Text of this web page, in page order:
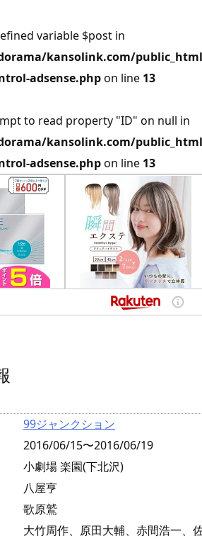
variable $post in
kansolink.com/
adsense.phpon line 13
to read property "ID" on null in
kansolink.com/
adsense.phpon line 13
99ジャンクション
2016/06/15〜2016/06/19
小劇場 楽園(下北沢)
八屋亨
歌原鷲
大竹周作、原田大輔、赤間浩一、